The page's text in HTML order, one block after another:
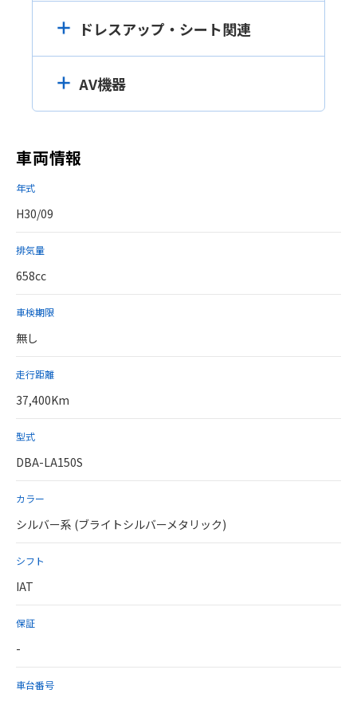
ドレスアップ・シート関連
AV機器
車両情報
年式
H30/09
排気量
658cc
車検期限
無し
走行距離
37,400Km
型式
DBA-LA150S
カラー
シルバー系 (ブライトシルバーメタリック)
シフト
IAT
保証
-
車台番号